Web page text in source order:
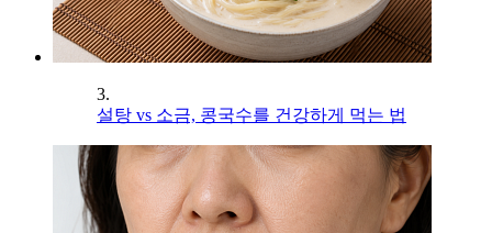
3.
설탕 vs 소금, 콩국수를 건강하게 먹는 법